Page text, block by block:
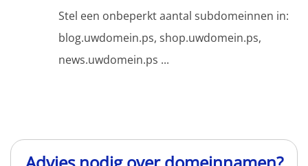
Stel een onbeperkt aantal subdomeinnen in:
blog.uwdomein.ps, shop.uwdomein.ps,
news.uwdomein.ps ...